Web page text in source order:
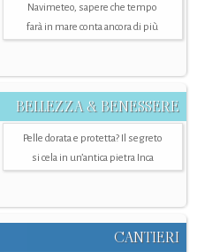
Navimeteo, sapere che tempo
farà in mare conta ancora di più
BELLEZZA & BENESSERE
Pelle dorata e protetta? Il segreto
si cela in un’antica pietra Inca
CANTIERI